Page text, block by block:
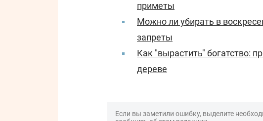
приметы
Можно ли убирать в
запреты
Как "вырастить" богатство:
дереве
Если вы заметили ошибку, выделите